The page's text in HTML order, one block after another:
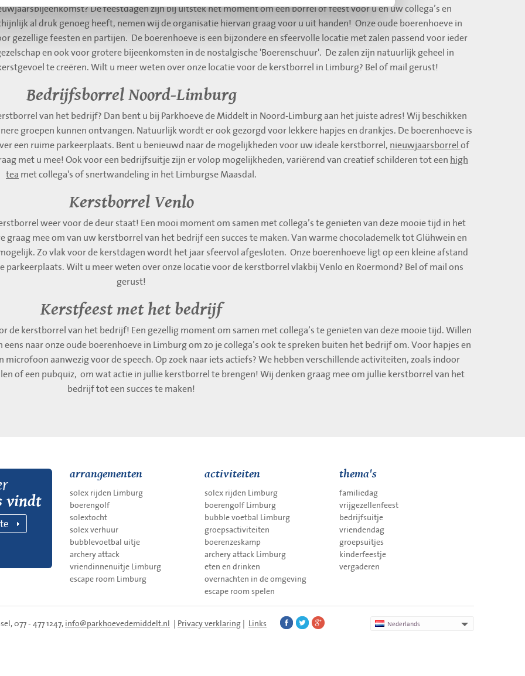
De feestdagen zijn bij uitstek het moment om een borrel of feest voor u en uw collega’s en
al druk genoeg heeft, nemen wij de organisatie hiervan graag voor u uit handen! Onze oude boerenhoeve in
gezellige feesten en partijen. De boerenhoeve is een bijzondere en sfeervolle locatie met zalen passend voor ieder
en ook voor grotere bijeenkomsten in de nostalgische 'Boerenschuur'. De zalen zijn natuurlijk geheel in
te creëren. Wilt u meer weten over onze locatie voor de kerstborrel in Limburg? Bel of mail gerust!
Bedrijfsborrel Noord-Limburg
van het bedrijf? Dan bent u bij Parkhoeve de Middelt in Noord-Limburg aan het juiste adres! Wij beschikken
groepen kunnen ontvangen. Natuurlijk wordt er ook gezorgd voor lekkere hapjes en drankjes. De boerenhoeve is
een ruime parkeerplaats. Bent u benieuwd naar de mogelijkheden voor uw ideale kerstborrel,nieuwjaarsborrelof
met u mee! Ook voor een bedrijfsuitje zijn er volop mogelijkheden, variërend van creatief schilderen tot eenhigh
teamet collega's of snertwandeling in het Limburgse Maasdal.
Kerstborrel Venlo
weer voor de deur staat! Een mooi moment om samen met collega’s te genieten van deze mooie tijd in het
graag mee om van uw kerstborrel van het bedrijf een succes te maken. Van warme chocolademelk tot Glühwein en
Zo vlak voor de kerstdagen wordt het jaar sfeervol afgesloten. Onze boerenhoeve ligt op een kleine afstand
parkeerplaats. Wilt u meer weten over onze locatie voor de kerstborrel vlakbij Venlo en Roermond? Bel of mail ons
gerust!
Kerstfeest met het bedrijf
de kerstborrel van het bedrijf! Een gezellig moment om samen met collega’s te genieten van deze mooie tijd. Willen
naar onze oude boerenhoeve in Limburg om zo je collega’s ook te spreken buiten het bedrijf om. Voor hapjes en
aanwezig voor de speech. Op zoek naar iets actiefs? We hebben verschillende activiteiten, zoals indoor
of een pubquiz, om wat actie in jullie kerstborrel te brengen! Wij denken graag mee om jullie kerstborrel van het
bedrijf tot een succes te maken!
vindt
arrangementen
solex rijden Limburg
boerengolf
solextocht
solex verhuur
bubblevoetbal uitje
archery attack
vriendinnenuitje Limburg
escape room Limburg
activiteiten
solex rijden Limburg
boerengolf Limburg
bubble voetbal Limburg
groepsactiviteiten
boerenzeskamp
archery attack Limburg
eten en drinken
overnachten in de omgeving
escape room spelen
thema's
familiedag
vrijgezellenfeest
bedrijfsuitje
vriendendag
groepsuitjes
kinderfeestje
vergaderen
077 - 477 1247,info@parkhoevedemiddelt.nl | Privacy verklaring| Links Nederlands